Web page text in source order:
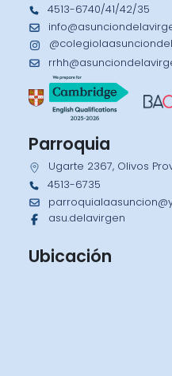
4513-6740/41/42/35
Parroquia
Ugarte 2367, Olivos
4513-6735
asu.delavirgen
Ubicación